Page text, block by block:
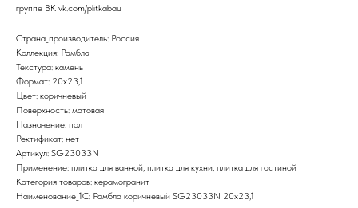
группе ВК vk.com/plitkabau
Страна_производитель: Россия
Коллекция: Рамбла
Текстура: камень
Формат: 20x23,1
Цвет: коричневый
Поверхность: матовая
Назначение: пол
Ректификат: нет
Артикул: SG23033N
Применение: плитка для ванной, плитка для кухни, плитка для гостиной
Категория_товаров: керамогранит
Наименование_1С: Рамбла коричневый SG23033N 20х23,1